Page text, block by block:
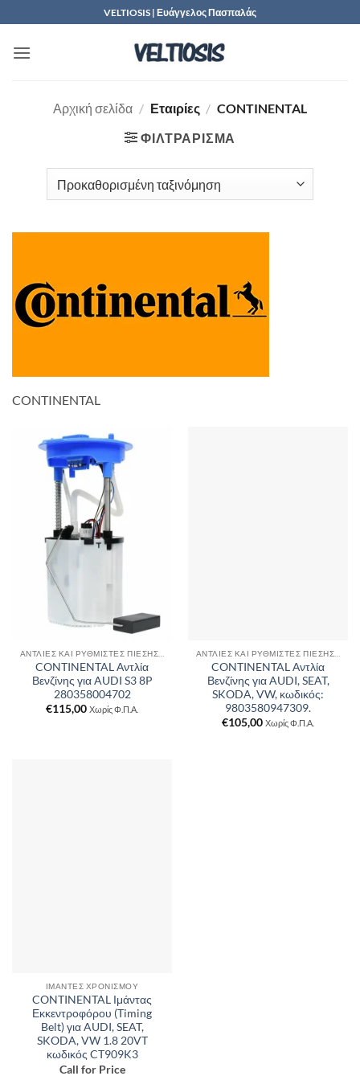
στο
περιεχόμενο
VELTIOSIS | Ευάγγελος Πασπαλάς
Αρχική σελίδα / Εταιρίες / CONTINENTAL
ΦΙΛΤΡΆΡΙΣΜΑ
CONTINENTAL
CONTINENTAL Αντλία
Βενζίνης για AUDI S3 8P
280358004702
€115,00 Χωρίς Φ.Π.Α.
CONTINENTAL Αντλία
Βενζίνης για AUDI, SEAT,
SKODA, VW, κωδικός:
9803580947309.
€105,00 Χωρίς Φ.Π.Α.
ΙΜΆΝΤΕΣ ΧΡΟΝΙΣΜΟΎ
CONTINENTAL Ιμάντας
Εκκεντροφόρου (Timing
Belt) για AUDI, SEAT,
SKODA, VW 1.8 20VT
κωδικός CT909K3
Call for Price